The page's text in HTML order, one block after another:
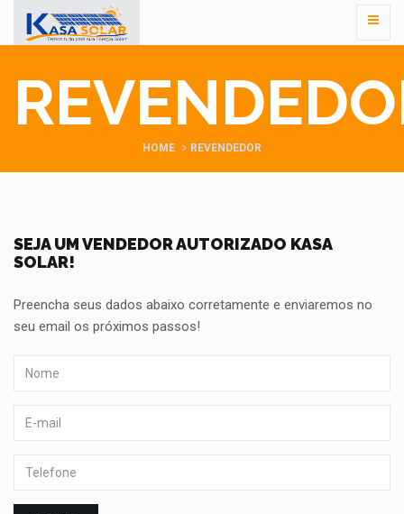
HOME REVENDEDOR
SEJA UM VENDEDOR AUTORIZADO KASA
SOLAR!
Preencha seus dados abaixo corretamente e enviaremos no
seu email os próximos passos!